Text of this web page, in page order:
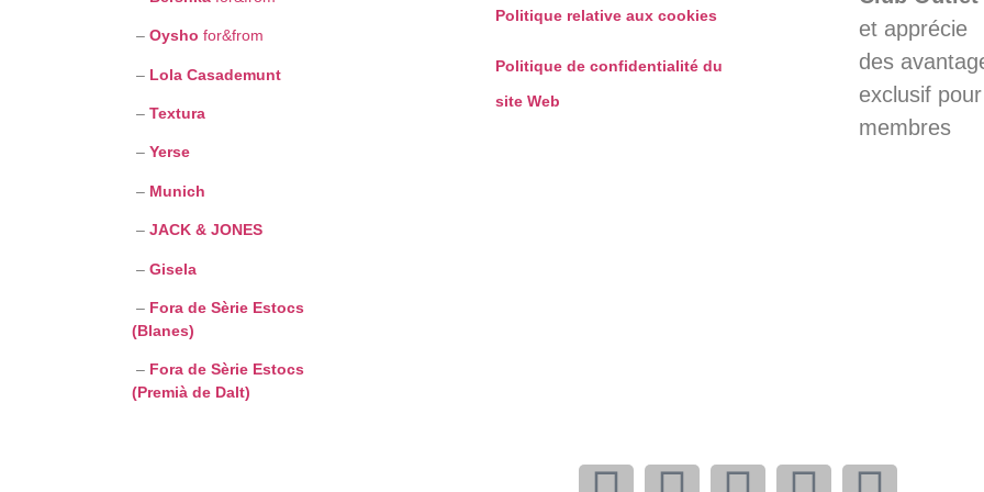
– Oysho for&from
– Lola Casademunt
– Textura
– Yerse
– Munich
– JACK & JONES
– Gisela
– Fora de Sèrie Estocs
(Blanes)
– Fora de Sèrie Estocs
(Premià de Dalt)
Politique relative aux cookies
Politique de confidentialité du
site Web
et apprécie
des
exclusif
membres